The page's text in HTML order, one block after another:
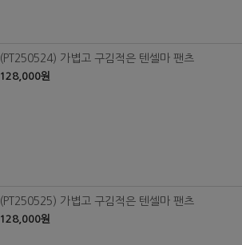
(PT250524) 가볍고 구김적은 텐셀마 팬츠
128,000원
(PT250525) 가볍고 구김적은 텐셀마 팬츠
128,000원